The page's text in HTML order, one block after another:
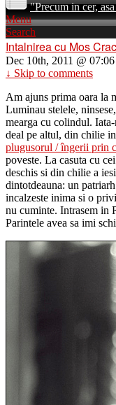
"Precum in cer,
Menu
Search
Intalnirea cu Mos
Dec 10th, 2011 @
↓ Skip to comments
Am ajuns prima oara la
Luminau stelele,
mearga cu colindul.
deal pe altul, din chilie
plugusorul / îngerii prin
poveste. La casuta cu
deschis si din chilie a
dintotdeauna: un
incalzeste inima si o
nu cuminte. Intrasem in
Parintele avea sa imi